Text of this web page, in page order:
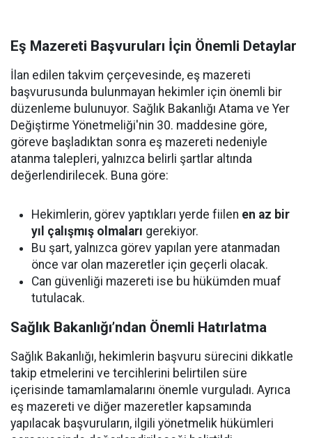
Eş Mazereti Başvuruları İçin Önemli Detaylar
İlan edilen takvim çerçevesinde, eş mazereti
başvurusunda bulunmayan hekimler için önemli bir
düzenleme bulunuyor. Sağlık Bakanlığı Atama ve Yer
Değiştirme Yönetmeliği'nin 30. maddesine göre,
göreve başladıktan sonra eş mazereti nedeniyle
atanma talepleri, yalnızca belirli şartlar altında
değerlendirilecek. Buna göre:
Hekimlerin, görev yaptıkları yerde fiilen en az bir
yıl çalışmış olmaları gerekiyor.
Bu şart, yalnızca görev yapılan yere atanmadan
önce var olan mazeretler için geçerli olacak.
Can güvenliği mazereti ise bu hükümden muaf
tutulacak.
Sağlık Bakanlığı’ndan Önemli Hatırlatma
Sağlık Bakanlığı, hekimlerin başvuru sürecini dikkatle
takip etmelerini ve tercihlerini belirtilen süre
içerisinde tamamlamalarını önemle vurguladı. Ayrıca
eş mazereti ve diğer mazeretler kapsamında
yapılacak başvuruların, ilgili yönetmelik hükümleri